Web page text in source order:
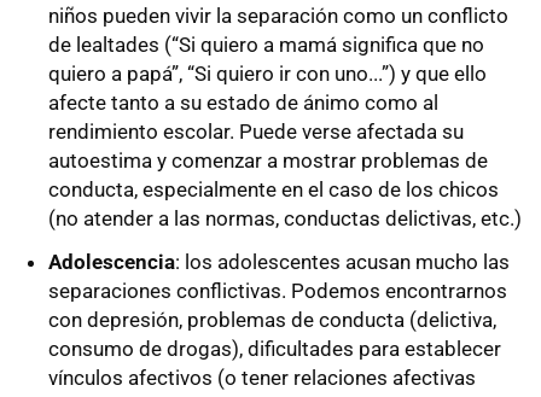
niños pueden vivir la separación como un conflicto
de lealtades (“Si quiero a mamá significa que no
quiero a papá”, “Si quiero ir con uno...”) y que ello
afecte tanto a su estado de ánimo como al
rendimiento escolar. Puede verse afectada su
autoestima y comenzar a mostrar problemas de
conducta, especialmente en el caso de los chicos
(no atender a las normas, conductas delictivas, etc.)
Adolescencia: los adolescentes acusan mucho las
separaciones conflictivas. Podemos encontrarnos
con depresión, problemas de conducta (delictiva,
consumo de drogas), dificultades para establecer
vínculos afectivos (o tener relaciones afectivas